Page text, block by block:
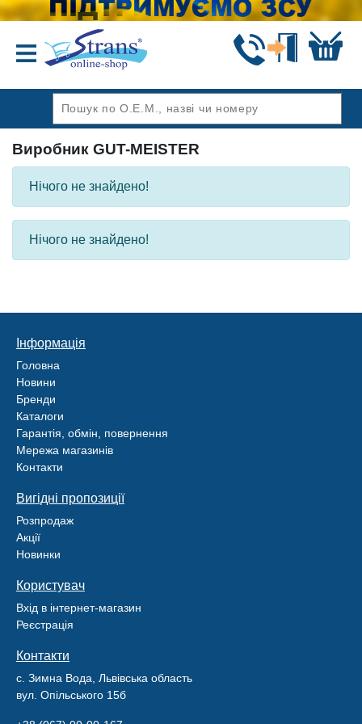
Виробник GUT-MEISTER
Нічого не знайдено!
Нічого не знайдено!
Інформація
Головна
Новини
Бренди
Каталоги
Гарантія, обмін, повернення
Мережа магазинів
Контакти
Вигідні пропозиції
Розпродаж
Акції
Новинки
Користувач
Вхід в інтернет-магазин
Реєстрація
Контакти
с. Зимна Вода, Львівська область
вул. Опільського 15б